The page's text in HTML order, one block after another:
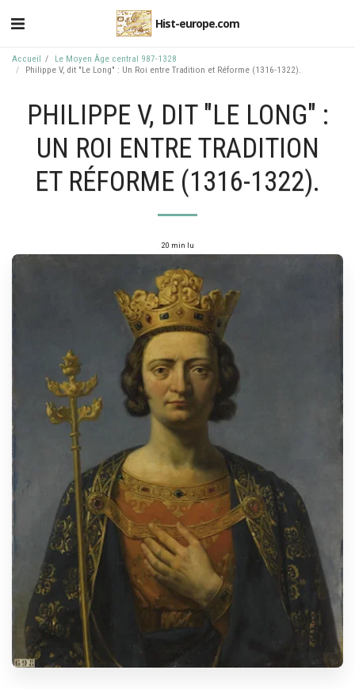
Hist-europe.com
Accueil
Le Moyen Âge central 987-1328
Philippe V, dit "Le Long" : Un Roi entre Tradition et Réforme (1316-1322).
PHILIPPE V, DIT "LE LONG" :
UN ROI ENTRE TRADITION
ET RÉFORME (1316-1322).
20 min lu